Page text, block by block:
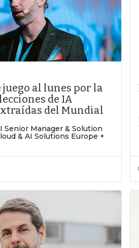
al lunes por la
de IA
del Mundial
Senior Manager & Solution
& AI Solutions Europe +